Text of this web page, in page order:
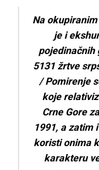
Na
je i
pojedinačnih
5131 žrtve
/ Pomirenje
koje
Crne Gore
1991, a zatim
koristi onima
karakteru